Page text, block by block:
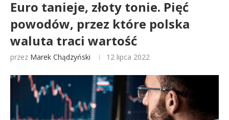
Euro tanieje, złoty tonie. Pięć
powodów, przez które polska
waluta traci wartość
przez Marek Chądzyński 12 lipca 2022